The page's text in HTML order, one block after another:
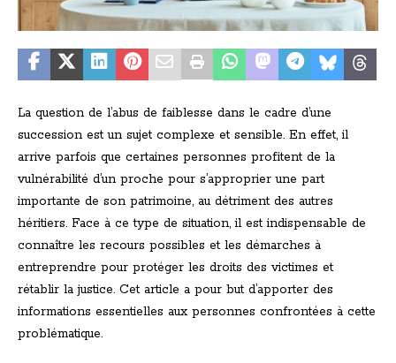
La question de l’abus de faiblesse dans le cadre d’une
succession est un sujet complexe et sensible. En effet, il
arrive parfois que certaines personnes profitent de la
vulnérabilité d’un proche pour s’approprier une part
importante de son patrimoine, au détriment des autres
héritiers. Face à ce type de situation, il est indispensable de
connaître les recours possibles et les démarches à
entreprendre pour protéger les droits des victimes et
rétablir la justice. Cet article a pour but d’apporter des
informations essentielles aux personnes confrontées à cette
problématique.